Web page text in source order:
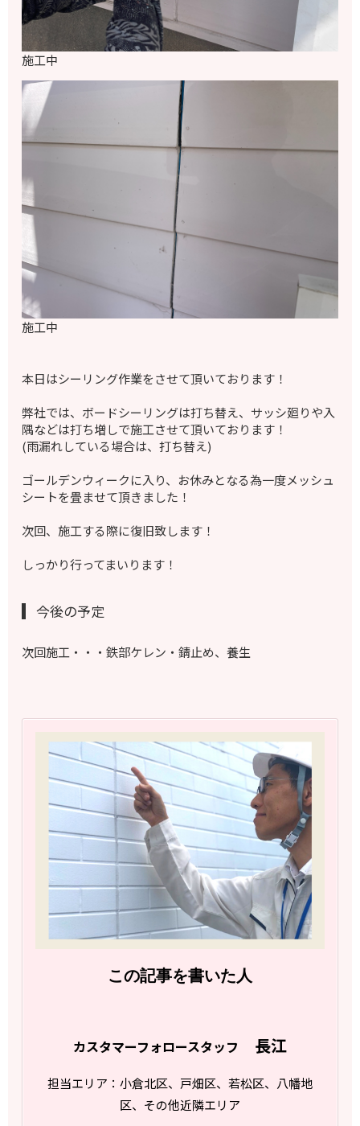
施工中
施工中
本日はシーリング作業をさせて頂いております！
弊社では、ボードシーリングは打ち替え、サッシ廻りや入
隅などは打ち増しで施工させて頂いております！
(雨漏れしている場合は、打ち替え)
ゴールデンウィークに入り、お休みとなる為一度メッシュ
シートを畳ませて頂きました！
次回、施工する際に復旧致します！
しっかり行ってまいります！
今後の予定
次回施工・・・鉄部ケレン・錆止め、養生
この記事を書いた人
カスタマーフォロースタッフ 長江
担当エリア：小倉北区、戸畑区、若松区、八幡地
区、その他近隣エリア